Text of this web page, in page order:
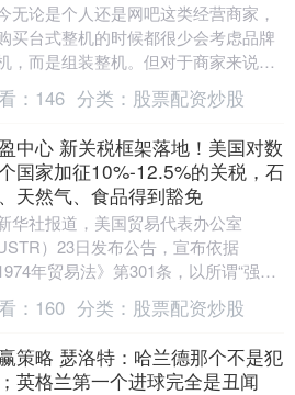
无论是个人还是网吧这类经营商家，
买台式整机的时候都很少会考虑品牌
，而是组装整机。但对于商家来说，
装整机搞经营，有可能被罚5-20万。
儿源于....
： 146 分类： 股票配资炒股
中心 新关税框架落地！美国对数
国家加征10%-12.5%的关税，石
天然气、食品得到豁免
华社报道，美国贸易代表办公室
USTR）23日发布公告，宣布依据
年贸易法》第301条，以所谓“强迫
”为名对数十个国家和地区加征10%至
： 160 分类： 股票配资炒股
策略 瑟洛特：哈兰德那个不是犯
英格兰第一个进球完全是丑闻